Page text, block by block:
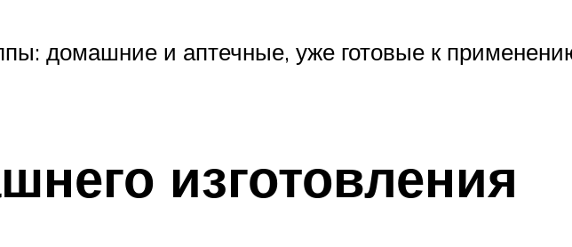
домашние и аптечные, уже готовые к
изготовления